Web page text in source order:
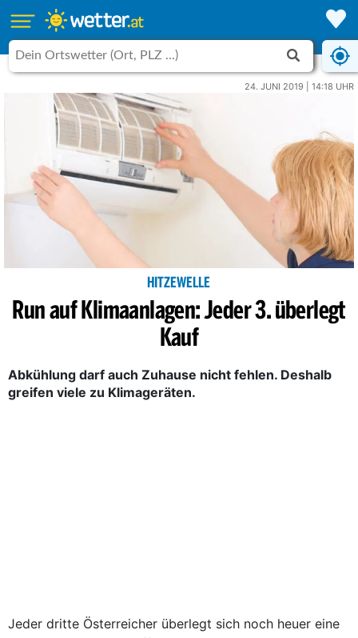
24. JUNI 2019 | 14:18 UHR
HITZEWELLE
Run auf Klimaanlagen: Jeder 3. überlegt
Kauf
Abkühlung darf auch Zuhause nicht fehlen. Deshalb
greifen viele zu Klimageräten.
Jeder dritte Österreicher überlegt sich noch heuer eine